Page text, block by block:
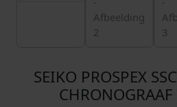
SEIKO PROSPEX